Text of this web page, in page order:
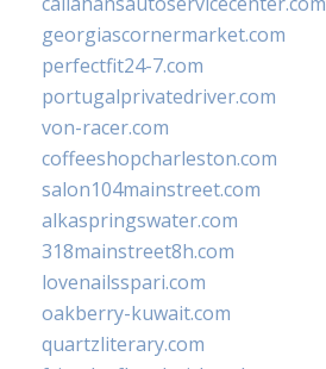
georgiascornermarket.com
perfectfit24-7.com
portugalprivatedriver.com
von-racer.com
coffeeshopcharleston.com
salon104mainstreet.com
alkaspringswater.com
318mainstreet8h.com
lovenailsspari.com
oakberry-kuwait.com
quartzliterary.com